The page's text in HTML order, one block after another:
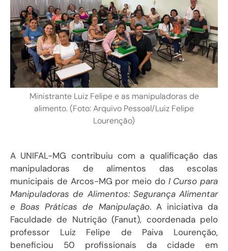
Ministrante Luiz Felipe e as manipuladoras de
alimento. (Foto: Arquivo Pessoal/Luiz Felipe
Lourenção)
A UNIFAL-MG contribuiu com a qualificação das
manipuladoras de alimentos das escolas
municipais de Arcos-MG por meio do I Curso para
Manipuladoras de Alimentos: Segurança Alimentar
e Boas Práticas de Manipulação. A iniciativa da
Faculdade de Nutrição (Fanut), coordenada pelo
professor Luiz Felipe de Paiva Lourenção,
beneficiou 50 profissionais da cidade em